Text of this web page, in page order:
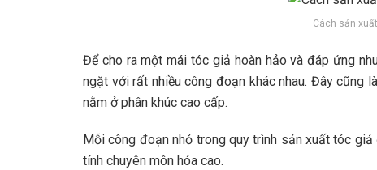
Cách sản
Để cho ra một mái tóc giả hoàn hảo và đáp ứng
ngặt với rất nhiều công đoạn khác nhau. Đây
nằm ở phân khúc cao cấp.
Mỗi công đoạn nhỏ trong quy trình sản xuất tóc
tính chuyên môn hóa cao.